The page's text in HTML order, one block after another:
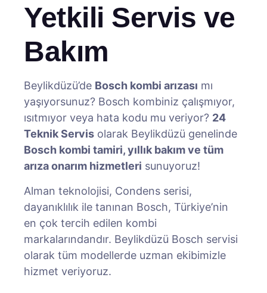
Yetkili Servis ve
Bakım
Beylikdüzü’de Bosch kombi arızası mı
yaşıyorsunuz? Bosch kombiniz çalışmıyor,
ısıtmıyor veya hata kodu mu veriyor? 24
Teknik Servis olarak Beylikdüzü genelinde
Bosch kombi tamiri, yıllık bakım ve tüm
arıza onarım hizmetleri sunuyoruz!
Alman teknolojisi, Condens serisi,
dayanıklılık ile tanınan Bosch, Türkiye’nin
en çok tercih edilen kombi
markalarındandır. Beylikdüzü Bosch servisi
olarak tüm modellerde uzman ekibimizle
hizmet veriyoruz.